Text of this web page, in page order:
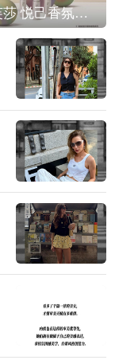
IPSA茵芙莎 悦己香氛凝露上市